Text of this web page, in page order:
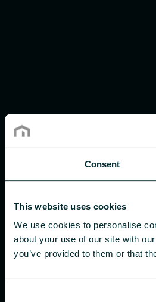
Consent
This website uses cookies
We use cookies to personalise
about your use of our site with
you’ve provided to them or that